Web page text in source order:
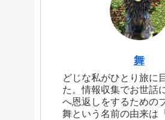
舞
どじな私がひとり旅に
た。情報収集でお世話
へ恩返しをするための
舞という名前の由来は